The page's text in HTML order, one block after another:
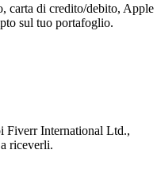
carta di credito/debito, Apple
sul tuo portafoglio.
Fiverr International Ltd.,
riceverli.